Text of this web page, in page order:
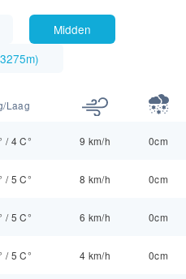
Midden
3275m)
Laag
/ 4 C° 9 km/h 0cm
/ 5 C° 8 km/h 0cm
/ 5 C° 6 km/h 0cm
/ 5 C° 4 km/h 0cm